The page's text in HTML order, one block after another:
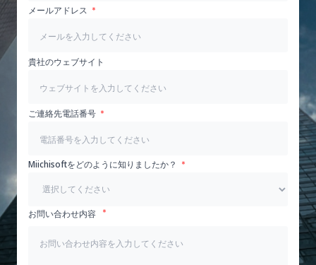
メールアドレス
貴社のウェブサイト
ご連絡先電話番号
Miichisoftをどのように知りましたか？
お問い合わせ内容